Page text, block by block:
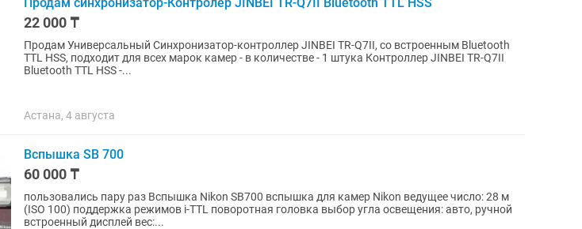
22 000 ₸
Продам Универсальный Синхронизатор-контроллер JINBEI TR-Q7II, со встроенным Bluetooth
TTL HSS, подходит для всех марок камер - в количестве - 1 штука Контроллер JINBEI TR-Q7II
Bluetooth TTL HSS -...
Астана, 4 августа
Вспышка SB 700
60 000 ₸
пользовались пару раз Вспышка Nikon SB700 вспышка для камер Nikon ведущее число: 28 м
(ISO 100) поддержка режимов i-TTL поворотная головка выбор угла освещения: авто, ручной
встроенный дисплей вес:...